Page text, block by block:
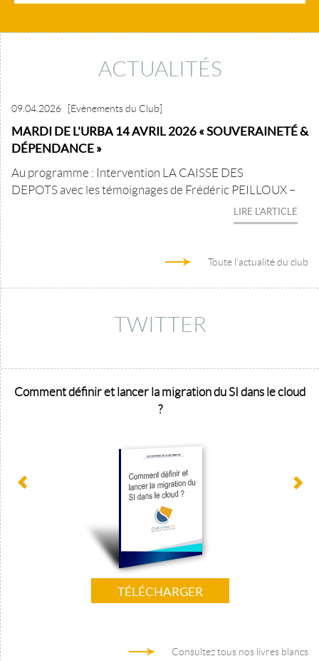
ACTUALITÉS
09.04.2026 [Evènements du Club]
MARDI DE L'URBA 14 AVRIL 2026 « SOUVERAINETÉ &
DÉPENDANCE »
Au programme : Intervention LA CAISSE DES
DEPOTS avec les témoignages de Frédéric PEILLOUX –
LIRE L'ARTICLE
Toute l'actualité du club
TWITTER
Comment définir et lancer la migration du SI dans le cloud
?
TÉLÉCHARGER
Consultez tous nos livres blancs